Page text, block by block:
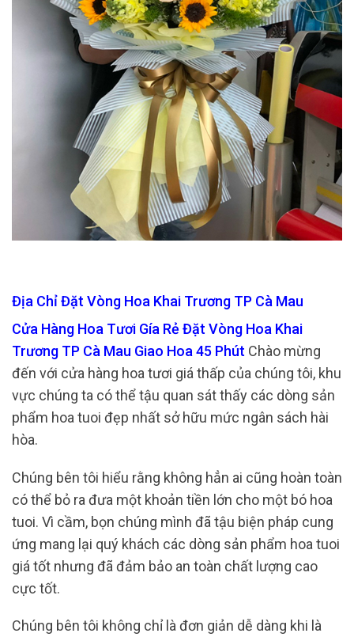
Địa Chỉ Đặt Vòng Hoa Khai Trương TP Cà Mau
Cửa Hàng Hoa Tươi Gía Rẻ Đặt Vòng Hoa Khai
Trương TP Cà Mau Giao Hoa 45 Phút Chào mừng
đến với cửa hàng hoa tươi giá thấp của chúng tôi, khu
vực chúng ta có thể tậu quan sát thấy các dòng sản
phẩm hoa tuoi đẹp nhất sở hữu mức ngân sách hài
hòa.
Chúng bên tôi hiểu rằng không hẳn ai cũng hoàn toàn
có thể bỏ ra đưa một khoản tiền lớn cho một bó hoa
tuoi. Vì cầm, bọn chúng mình đã tậu biện pháp cung
ứng mang lại quý khách các dòng sản phẩm hoa tuoi
giá tốt nhưng đã đảm bảo an toàn chất lượng cao
cực tốt.
Chúng bên tôi không chỉ là đơn giản dễ dàng khi là